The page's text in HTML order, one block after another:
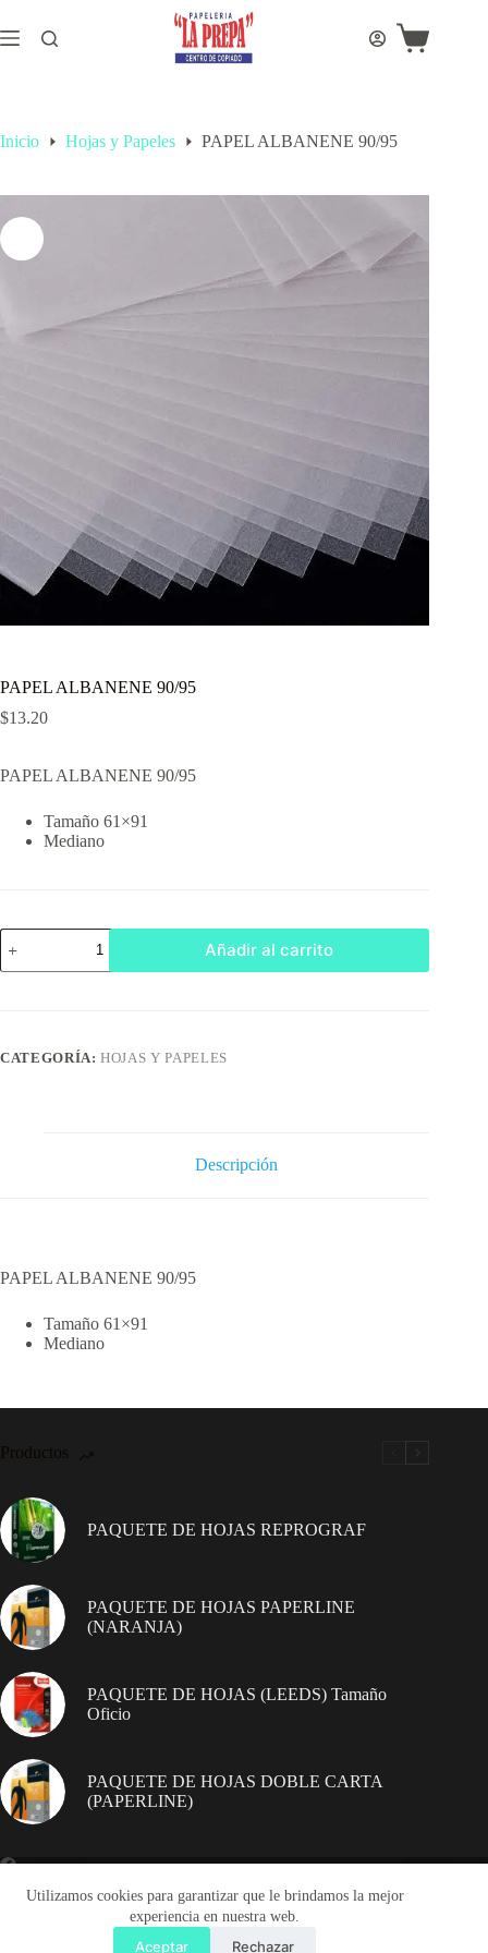
al
contenido
Utilizamos cookies para garantizar que le brindamos la mejor
experiencia en nuestra web.
Aceptar Rechazar
Carro
Inicio Hojas y Papeles PAPEL ALBANENE 90/95
PAPEL ALBANENE 90/95
$13.20
PAPEL ALBANENE 90/95
Tamaño 61×91
Mediano
PAPEL
ALBANENE
90/95
Añadir al carrito
CATEGORÍA:HOJAS Y PAPELES
Descripción
PAPEL ALBANENE 90/95
Tamaño 61×91
Mediano
Productos
PAQUETE DE HOJAS REPROGRAF
PAQUETE DE HOJAS PAPERLINE
(NARANJA)
PAQUETE DE HOJAS (LEEDS) Tamaño
Oficio
PAQUETE DE HOJAS DOBLE CARTA
(PAPERLINE)
Contáctanos